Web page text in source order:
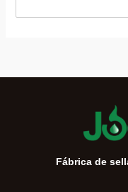
Fábrica de